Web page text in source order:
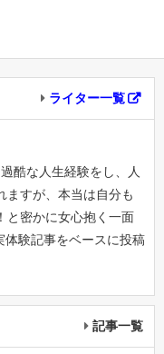
ライター一覧
酷な人生経験をし、人
ますが、本当は自分も
と密かに女心抱く一面
体験記事をベースに投稿
記事一覧